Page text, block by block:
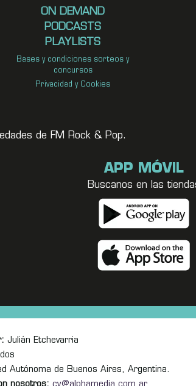
ON DEMAND
PODCASTS
PLAYLISTS
Bases y condiciones sorteos y
concursos
Privacidad y Cookies
de FM Rock & Pop.
APP MÓVIL
Buscanos en las
Julián Etchevarria
Autónoma de Buenos Aires, Argentina.